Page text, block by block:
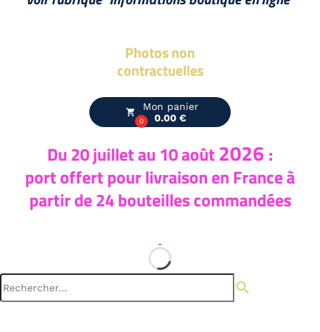
Photos non
contractuelles
local_grocery_store
0
Mon panier
0.00 €
Du 20juillet au 10 août2026 :
port offert pour livraison en France à
partir de 24 bouteilles commandées
search